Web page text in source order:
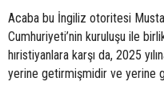
Acaba bu İngiliz otoritesi
Cumhuriyeti’nin kuruluşu ile
hıristiyanlara karşı da, 2025
yerine getirmişmidir ve yerine